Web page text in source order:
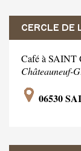
CERCLE DE
Café à
Châteauneuf-
06530